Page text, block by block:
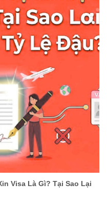
Visa Là Gì? Tại Sao Lại